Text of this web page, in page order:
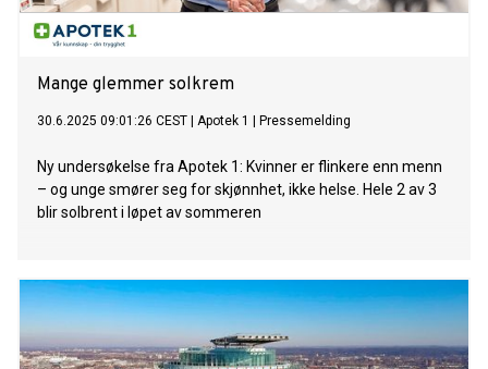
Mange glemmer solkrem
30.6.2025 09:01:26 CEST Apotek 1 Pressemelding
Ny undersøkelse fra Apotek 1: Kvinner er flinkere enn menn
– og unge smører seg for skjønnhet, ikke helse. Hele 2 av 3
blir solbrent i løpet av sommeren